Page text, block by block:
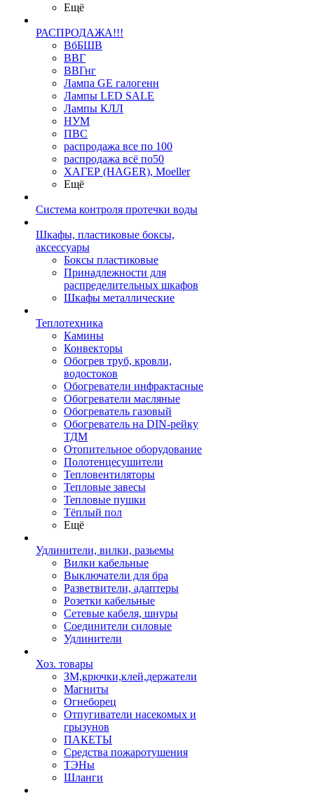
Ещё
РАСПРОДАЖА!!!
ВбБШВ
ВВГ
ВВГнг
Лампа GE галогенн
Лампы LED SALE
Лампы КЛЛ
НУМ
ПВС
распродажа все по 100
распродажа всё по50
ХАГЕР (HAGER), Moeller
Ещё
Система контроля протечки воды
Шкафы, пластиковые боксы,
аксессуары
Боксы пластиковые
Принадлежности для
распределительных шкафов
Шкафы металлические
Теплотехника
Камины
Конвекторы
Обогрев труб, кровли,
водостоков
Обогреватели инфрактасные
Обогреватели масляные
Обогреватель газовый
Обогреватель на DIN-рейку
ТДМ
Отопительное оборудование
Полотенцесушители
Тепловентиляторы
Тепловые завесы
Тепловые пушки
Тёплый пол
Ещё
Удлинители, вилки, разьемы
Вилки кабельные
Выключатели для бра
Разветвители, адаптеры
Розетки кабельные
Сетевые кабеля, шнуры
Соединители силовые
Удлинители
Хоз. товары
ЗМ,крючки,клей,держатели
Магниты
Огнеборец
Отпугиватели насекомых и
грызунов
ПАКЕТЫ
Средства пожаротушения
ТЭНы
Шланги